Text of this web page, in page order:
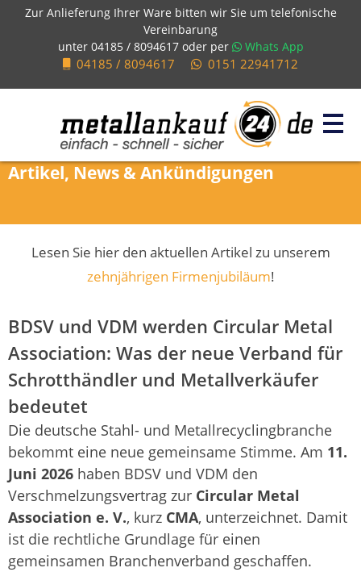
Zur Anlieferung Ihrer Ware bitten wir Sie um telefonische
Vereinbarung
unter 04185 / 8094617oder per Whats App
04185 / 8094617 0151 22941712
Artikel, News & Ankündigungen
Lesen Sie hier den aktuellen Artikel zu unserem
zehnjährigen Firmenjubiläum!
BDSV und VDM werden Circular Metal
Association: Was der neue Verband für
Schrotthändler und Metallverkäufer
bedeutet
Die deutsche Stahl- und Metallrecyclingbranche
bekommt eine neue gemeinsame Stimme. Am 11.
Juni 2026 haben BDSV und VDM den
Verschmelzungsvertrag zur Circular Metal
Association e. V., kurz CMA, unterzeichnet. Damit
ist die rechtliche Grundlage für einen
gemeinsamen Branchenverband geschaffen.